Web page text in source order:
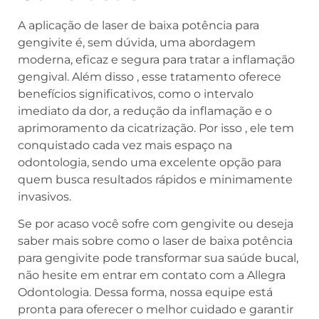
A aplicação de laser de baixa potência para
gengivite é, sem dúvida, uma abordagem
moderna, eficaz e segura para tratar a inflamação
gengival. Além disso , esse tratamento oferece
benefícios significativos, como o intervalo
imediato da dor, a redução da inflamação e o
aprimoramento da cicatrização. Por isso , ele tem
conquistado cada vez mais espaço na
odontologia, sendo uma excelente opção para
quem busca resultados rápidos e minimamente
invasivos.
Se por acaso você sofre com gengivite ou deseja
saber mais sobre como o laser de baixa potência
para gengivite pode transformar sua saúde bucal,
não hesite em entrar em contato com a Allegra
Odontologia. Dessa forma, nossa equipe está
pronta para oferecer o melhor cuidado e garantir